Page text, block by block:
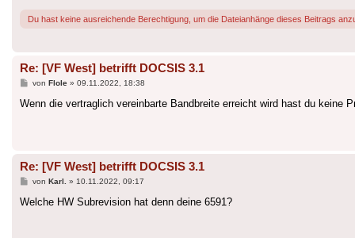
Du hast keine ausreichende Berechtigung, um die Dateianhänge dieses Beitrags
Re: [VF West] betrifft DOCSIS 3.1
Beitrag
von Flole» 09.11.2022, 18:38
Wenn die vertraglich vereinbarte Bandbreite erreicht wird hast du keine
Re: [VF West] betrifft DOCSIS 3.1
Beitrag
von Karl. » 10.11.2022, 09:17
Welche HW Subrevision hat denn deine 6591?